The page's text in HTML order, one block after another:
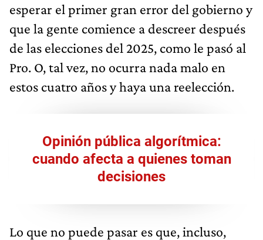
esperar el primer gran error del gobierno y
que la gente comience a descreer después
de las elecciones del 2025, como le pasó al
Pro. O, tal vez, no ocurra nada malo en
estos cuatro años y haya una reelección.
Opinión pública algorítmica:
cuando afecta a quienes toman
decisiones
Lo que no puede pasar es que, incluso,